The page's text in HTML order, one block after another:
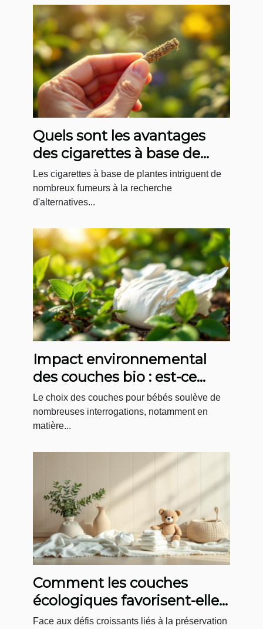
Quels sont les avantages
des cigarettes à base de
plantes ?
Les cigarettes à base de plantes intriguent de
nombreux fumeurs à la recherche
d'alternatives...
Impact environnemental
des couches bio : est-ce
vraiment mieux ?
Le choix des couches pour bébés soulève de
nombreuses interrogations, notamment en
matière...
Comment les couches
écologiques favorisent-elles
le développement durable ?
Face aux défis croissants liés à la préservation